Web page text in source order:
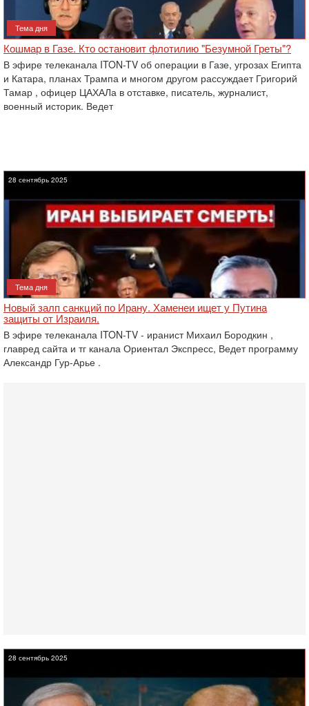
Тема дня
Кошмар в Газе. Кто остановит флотилию "Безумной Греты"?
В эфире телеканала ITON-TV об операции в Газе, угрозах Египта
и Катара, планах Трампа и многом другом рассуждает Григорий
Тамар , офицер ЦАХАЛа в отставке, писатель, журналист,
военный историк. Ведет
28 сентябрь 2025
Тема дня
Новый залп санкций по Ирану. Хаменеи ищет у Путина
защиты от Израиля.
В эфире телеканала ITON-TV - иранист Михаил Бородкин ,
главред сайта и тг канала Ориентал Экспресс, Ведет программу
Александр Гур-Арье .
28 сентябрь 2025